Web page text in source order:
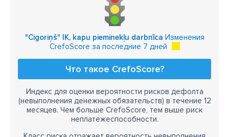
"Cigoriņš" IK, kapu pieminekļu darbnīca Изменения
CrefoScore за последние 7 дней
Что такое CrefoScore?
Индекс для оценки вероятности рисков дефолта
(невыполнения денежных обязательств) в течение 12
месяцев. Чем больше CrefoScore, тем выше риск
неплатежеспособности.